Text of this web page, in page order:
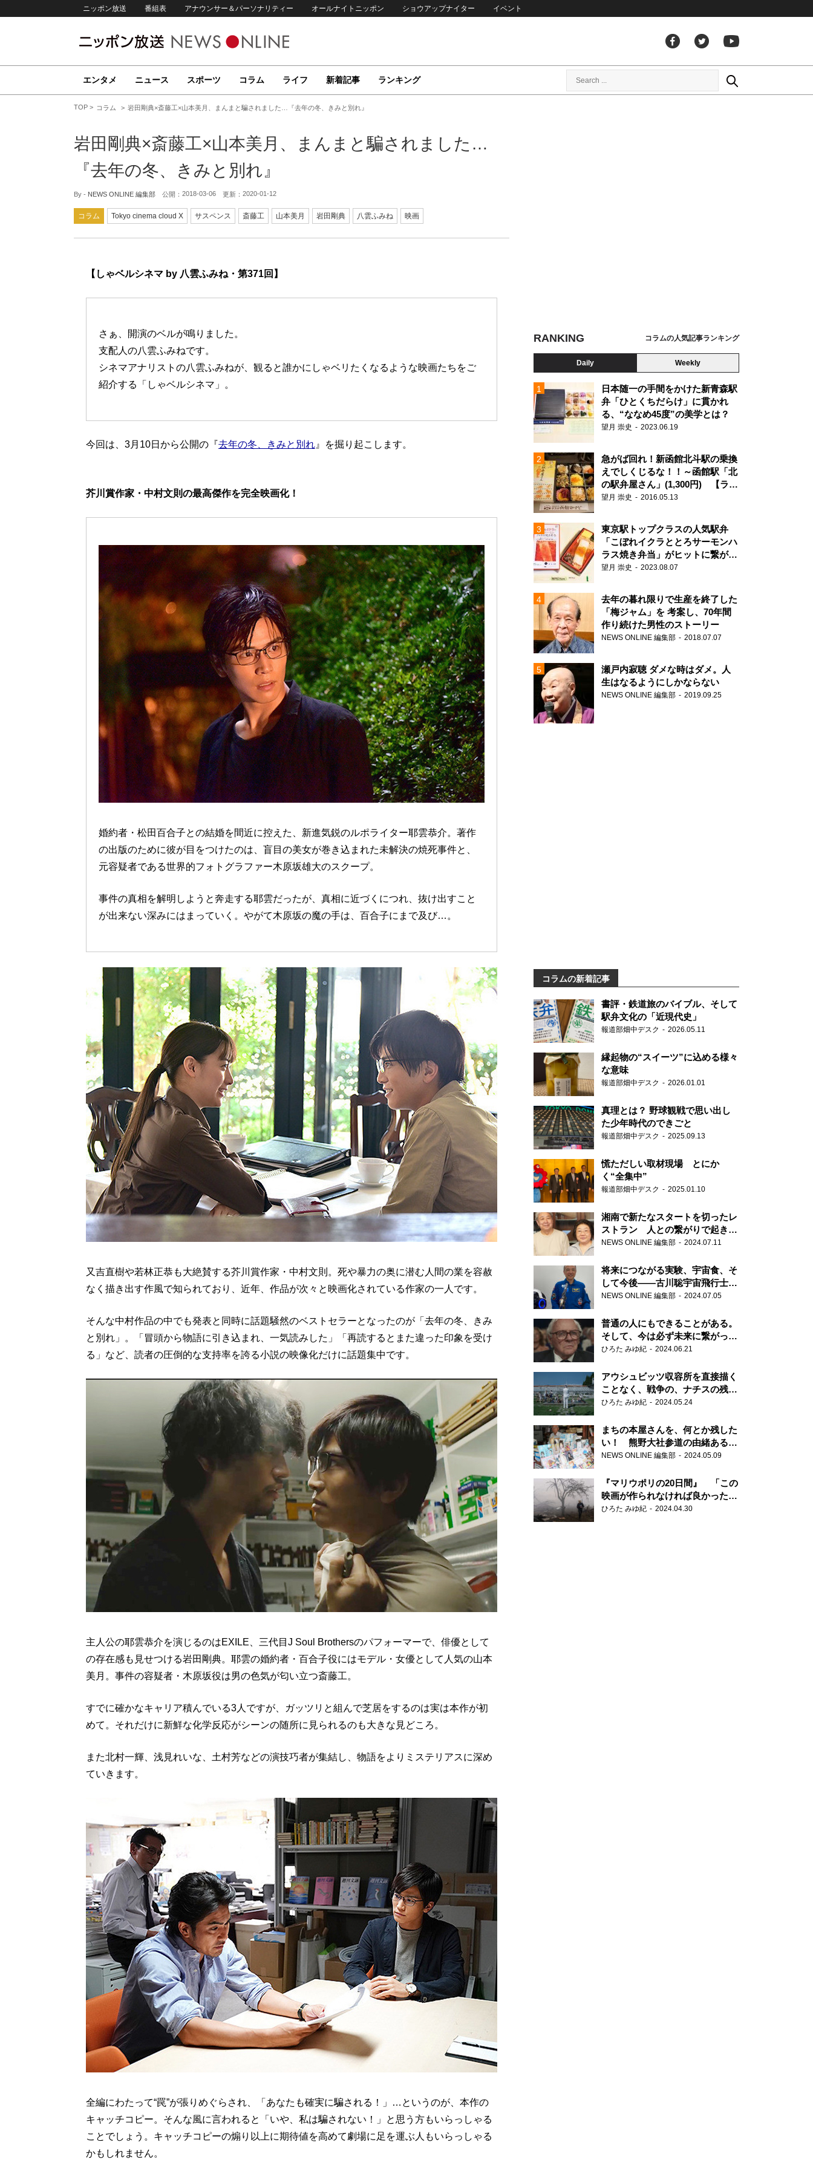
ニッポン放送 番組表 アナウンサー＆パーソナリティー オールナイトニッポン ショウアップナイター イベント
エンタメ ニュース スポーツ コラム ライフ 新着記事 ランキング
TOP コラム 岩田剛典×斎藤工×山本美月、まんまと騙されました…『去年の冬、きみと別れ』
岩田剛典×斎藤工×山本美月、まんまと騙されました…
『去年の冬、きみと別れ』
By - NEWS ONLINE 編集部 公開： 2018-03-06 更新： 2020-01-12
コラム Tokyo cinema cloud X サスペンス 斎藤工 山本美月 岩田剛典 八雲ふみね 映画
【しゃベルシネマ by 八雲ふみね・第371回】
さぁ、開演のベルが鳴りました。
支配人の八雲ふみねです。
シネマアナリストの八雲ふみねが、観ると誰かにしゃベリたくなるような映画たちをご
紹介する「しゃベルシネマ」。
今回は、3月10日から公開の『去年の冬、きみと別れ 』を掘り起こします。
芥川賞作家・中村文則の最高傑作を完全映画化！
婚約者・松田百合子との結婚を間近に控えた、新進気鋭のルポライター耶雲恭介。著作
の出版のために彼が目をつけたのは、盲目の美女が巻き込まれた未解決の焼死事件と、
元容疑者である世界的フォトグラファー木原坂雄大のスクープ。
事件の真相を解明しようと奔走する耶雲だったが、真相に近づくにつれ、抜け出すこと
が出来ない深みにはまっていく。やがて木原坂の魔の手は、百合子にまで及び…。
又吉直樹や若林正恭も大絶賛する芥川賞作家・中村文則。死や暴力の奥に潜む人間の業を容赦
なく描き出す作風で知られており、近年、作品が次々と映画化されている作家の一人です。
そんな中村作品の中でも発表と同時に話題騒然のベストセラーとなったのが「去年の冬、きみ
と別れ」。「冒頭から物語に引き込まれ、一気読みした」「再読するとまた違った印象を受け
る」など、読者の圧倒的な支持率を誇る小説の映像化だけに話題集中です。
主人公の耶雲恭介を演じるのはEXILE、三代目J Soul Brothersのパフォーマーで、俳優として
の存在感も見せつける岩田剛典。耶雲の婚約者・百合子役にはモデル・女優として人気の山本
美月。事件の容疑者・木原坂役は男の色気が匂い立つ斎藤工。
すでに確かなキャリア積んでいる3人ですが、ガッツリと組んで芝居をするのは実は本作が初
めて。それだけに新鮮な化学反応がシーンの随所に見られるのも大きな見どころ。
また北村一輝、浅見れいな、土村芳などの演技巧者が集結し、物語をよりミステリアスに深め
ていきます。
全編にわたって“罠”が張りめぐらされ、「あなたも確実に騙される！」…というのが、本作の
キャッチコピー。そんな風に言われると「いや、私は騙されない！」と思う方もいらっしゃる
ことでしょう。キャッチコピーの煽り以上に期待値を高めて劇場に足を運ぶ人もいらっしゃる
かもしれません。
RANKING コラムの人気記事ランキング
Daily Weekly
日本随一の手間をかけた新青森駅
弁「ひとくちだらけ」に貫かれ
る、“ななめ45度”の美学とは？
望月 崇史 2023.06.19
急がば回れ！新函館北斗駅の乗換
えでしくじるな！！～函館駅「北
の駅弁屋さん」(1,300円) 【ライ
ター望月の駅弁膝栗毛】
望月 崇史 2016.05.13
東京駅トップクラスの人気駅弁
「こぼれイクラととろサーモンハ
ラス焼き弁当」がヒットに繋がっ
た理由
望月 崇史 2023.08.07
去年の暮れ限りで生産を終了した
「梅ジャム」を 考案し、70年間
作り続けた男性のストーリー
NEWS ONLINE 編集部 2018.07.07
瀬戸内寂聴 ダメな時はダメ。人
生はなるようにしかならない
NEWS ONLINE 編集部 2019.09.25
コラムの新着記事
書評・鉄道旅のバイブル、そして
駅弁文化の「近現代史」
報道部畑中デスク 2026.05.11
縁起物の“スイーツ”に込める様々
な意味
報道部畑中デスク 2026.01.01
真理とは？ 野球観戦で思い出し
た少年時代のできごと
報道部畑中デスク 2025.09.13
慌ただしい取材現場 とにか
く“全集中”
報道部畑中デスク 2025.01.10
湘南で新たなスタートを切ったレ
ストラン 人との繋がりで起きた
奇跡
NEWS ONLINE 編集部 2024.07.11
将来につながる実験、宇宙食、そ
して今後――古川聡宇宙飛行士単
独インタビュー
NEWS ONLINE 編集部 2024.07.05
普通の人にもできることがある。
そして、今は必ず未来に繋がって
いく……『ONE LIFE 奇跡が繋い
ひろた みゆ紀 2024.06.21
アウシュビッツ収容所を直接描く
ことなく、戦争の、ナチスの残虐
さが見える映画 『関心領域』
ひろた みゆ紀 2024.05.24
まちの本屋さんを、何とか残した
い！ 熊野大社参道の由緒ある書
店・三代目の強い思い
NEWS ONLINE 編集部 2024.05.09
『マリウポリの20日間』 「この
映画が作られなければ良かった」
と語る監督
ひろた みゆ紀 2024.04.30